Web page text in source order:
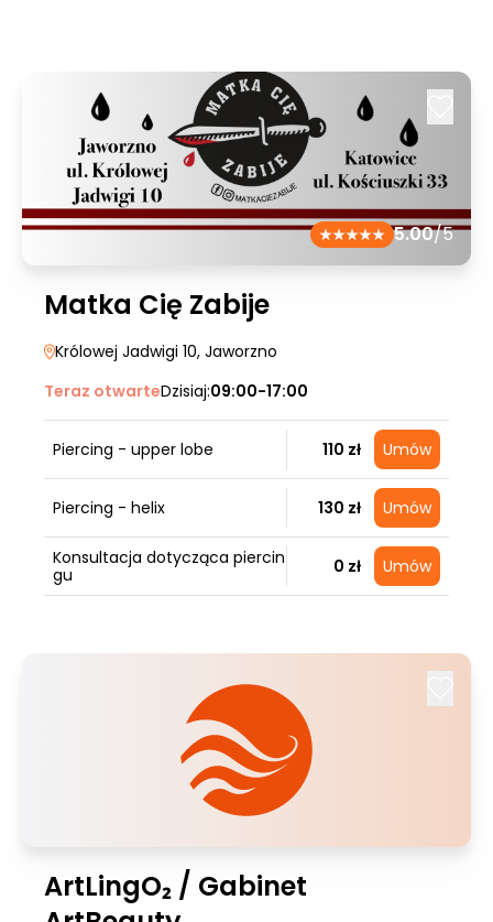
5.00/5
Matka Cię Zabije
Królowej Jadwigi 10, Jaworzno
Teraz otwarteDzisiaj:09:00-17:00
Piercing - upper lobe 110 zł Umów
Piercing - helix 130 zł Umów
Konsultacja dotycząca piercin
gu
0 zł Umów
ArtLingO₂ / Gabinet